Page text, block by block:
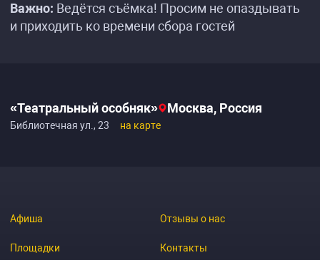
Важно: Ведётся съёмка! Просим не опаздывать
и приходить ко времени сбора гостей
«Театральный особняк» Москва, Россия
Библиотечная ул., 23 на карте
Афиша
Площадки
Отзывы о нас
Контакты